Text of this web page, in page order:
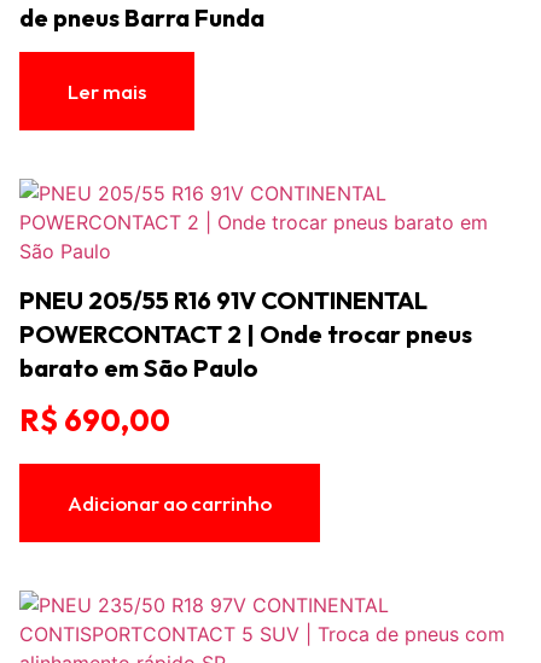
de pneus Barra Funda
Ler mais
PNEU 205/55 R16 91V CONTINENTAL
POWERCONTACT 2 | Onde trocar pneus
barato em São Paulo
R$ 690,00
Adicionar ao carrinho